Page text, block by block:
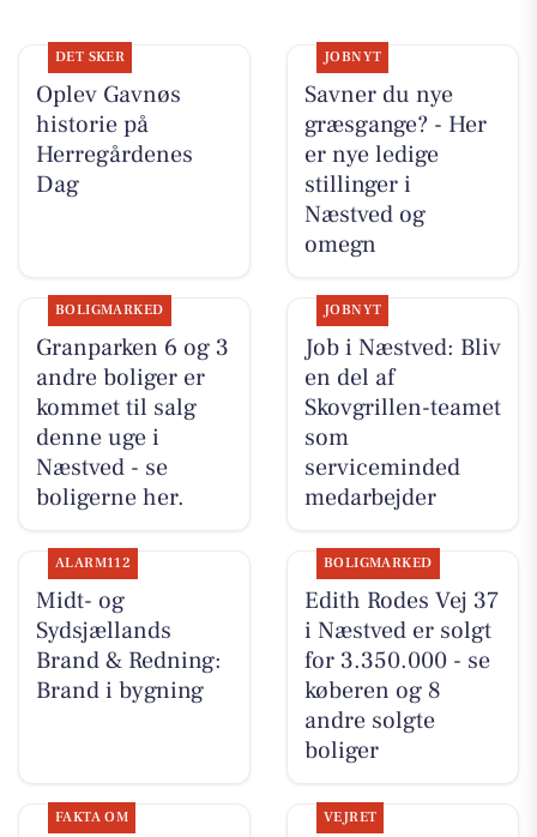
DET SKER
Oplev Gavnøs
historie på
Herregårdenes
Dag
JOBNYT
Savner du nye
græsgange? - Her
er nye ledige
stillinger i
Næstved og
omegn
BOLIGMARKED
Granparken 6 og 3
andre boliger er
kommet til salg
denne uge i
Næstved - se
boligerne her.
JOBNYT
Job i Næstved: Bliv
en del af
Skovgrillen-teamet
som
serviceminded
medarbejder
ALARM112
Midt- og
Sydsjællands
Brand & Redning:
Brand i bygning
BOLIGMARKED
Edith Rodes Vej 37
i Næstved er solgt
for 3.350.000 - se
køberen og 8
andre solgte
boliger
FAKTA OM VEJRET